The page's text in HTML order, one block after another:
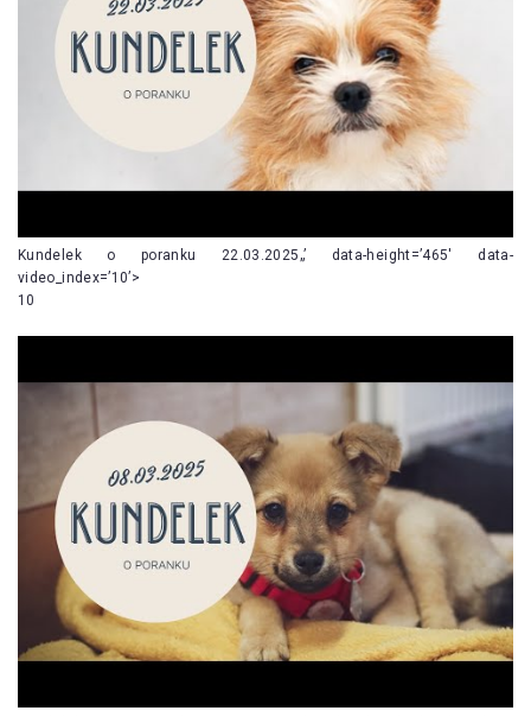
Kundelek o poranku 22.03.2025„’ data-height=’465′ data-
video_index=’10’>
10